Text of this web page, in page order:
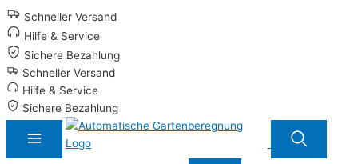
Zum
Inhalt
springen
Schneller Versand
Hilfe & Service
Sichere Bezahlung
Schneller Versand
Hilfe & Service
Sichere Bezahlung